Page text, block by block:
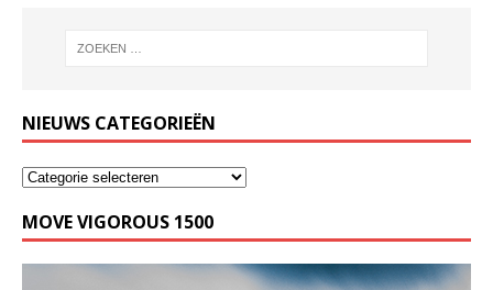
NIEUWS CATEGORIEËN
MOVE VIGOROUS 1500